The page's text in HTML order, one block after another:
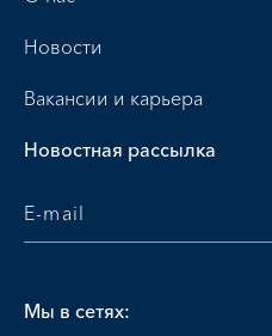
Новости
Вакансии и карьера
Новостная рассылка
Мы в сетях: